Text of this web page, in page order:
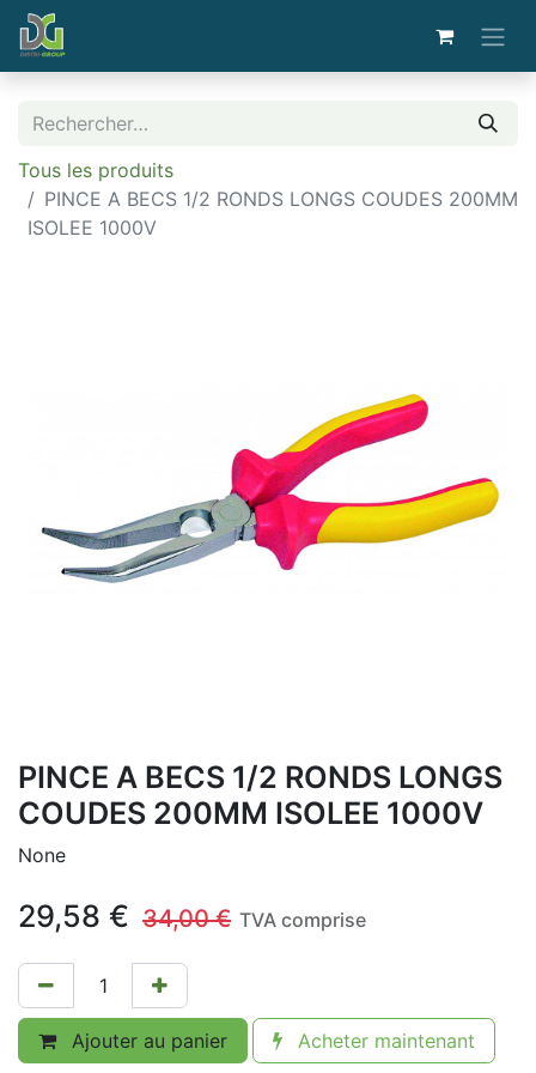
Tous les produits
PINCE A BECS 1/2 RONDS LONGS COUDES 200MM
ISOLEE 1000V
PINCE A BECS 1/2 RONDS LONGS
COUDES 200MM ISOLEE 1000V
None
29,58 € 34,00€ TVA comprise
Ajouter au panier Acheter maintenant